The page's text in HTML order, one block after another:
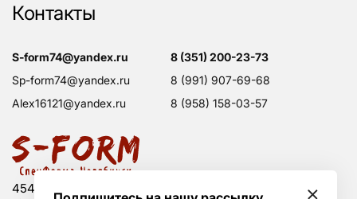
454008 Россия, г. Челябинск, Свердловский тракт,
Контакты
s-form74@yandex.ru
sp-form74@yandex.ru
alex16121@yandex.ru
8 (351) 200-23-73
8 (991) 907-69-68
8 (958) 158-03-57